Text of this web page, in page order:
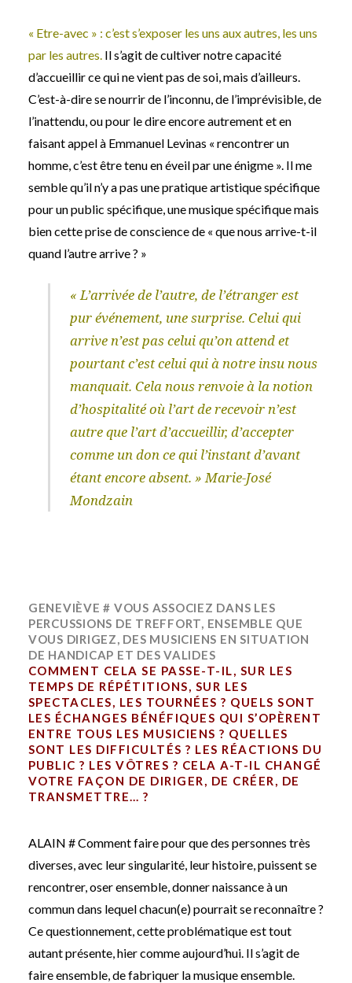
« Etre-avec » : c’est s’exposer les uns aux autres, les uns
par les autres. Il s’agit de cultiver notre capacité
d’accueillir ce qui ne vient pas de soi, mais d’ailleurs.
C’est-à-dire se nourrir de l’inconnu, de l’imprévisible, de
l’inattendu, ou pour le dire encore autrement et en
faisant appel à Emmanuel Levinas « rencontrer un
homme, c’est être tenu en éveil par une énigme ». Il me
semble qu’il n’y a pas une pratique artistique spécifique
pour un public spécifique, une musique spécifique mais
bien cette prise de conscience de « que nous arrive-t-il
quand l’autre arrive ? »
« L’arrivée de l’autre, de l’étranger est
pur événement, une surprise. Celui qui
arrive n’est pas celui qu’on attend et
pourtant c’est celui qui à notre insu nous
manquait. Cela nous renvoie à la notion
d’hospitalité où l’art de recevoir n’est
autre que l’art d’accueillir, d’accepter
comme un don ce qui l’instant d’avant
étant encore absent. » Marie-José
Mondzain
GENEVIÈVE # VOUS ASSOCIEZ DANS LES
PERCUSSIONS DE TREFFORT, ENSEMBLE QUE
VOUS DIRIGEZ, DES MUSICIENS EN SITUATION
DE HANDICAP ET DES VALIDES
COMMENT CELA SE PASSE-T-IL, SUR LES
TEMPS DE RÉPÉTITIONS, SUR LES
SPECTACLES, LES TOURNÉES ? QUELS SONT
LES ÉCHANGES BÉNÉFIQUES QUI S’OPÈRENT
ENTRE TOUS LES MUSICIENS ? QUELLES
SONT LES DIFFICULTÉS ? LES RÉACTIONS DU
PUBLIC ? LES VÔTRES ? CELA A-T-IL CHANGÉ
VOTRE FAÇON DE DIRIGER, DE CRÉER, DE
TRANSMETTRE… ?
ALAIN # Comment faire pour que des personnes très
diverses, avec leur singularité, leur histoire, puissent se
rencontrer, oser ensemble, donner naissance à un
commun dans lequel chacun(e) pourrait se reconnaître ?
Ce questionnement, cette problématique est tout
autant présente, hier comme aujourd’hui. Il s’agit de
faire ensemble, de fabriquer la musique ensemble.